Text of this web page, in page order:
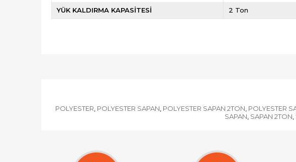
YÜK KALDIRMA KAPASİTESİ 2 Ton
POLYESTER, POLYESTER SAPAN, POLYESTER SAPAN 2TON, POLYESTER
SAPAN, SAPAN 2TON,